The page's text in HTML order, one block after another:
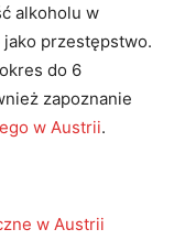
alkoholu w
przestępstwo.
do 6
zapoznanie
w Austrii.
w Austrii